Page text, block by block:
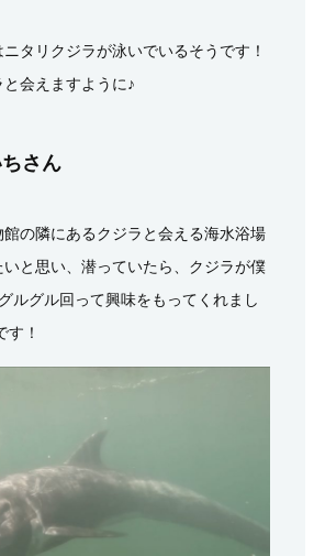
タリクジラが泳いでいるそうです！
会えますように♪
さん
の隣にあるクジラと会える海水浴場
と思い、潜っていたら、クジラが僕
ルグル回って興味をもってくれまし
す！